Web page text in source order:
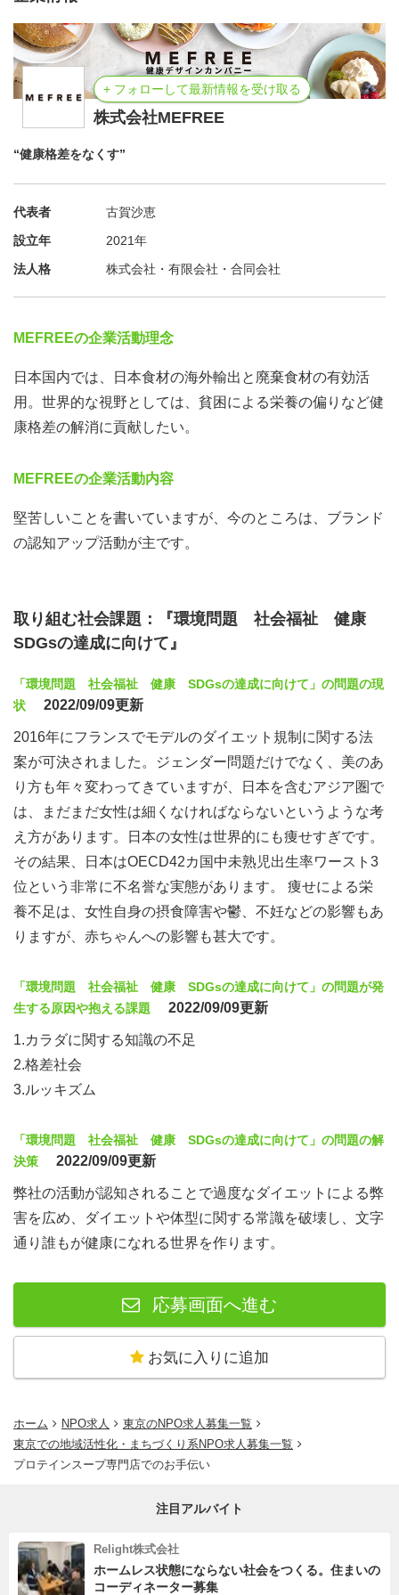
+ フォローして最新情報を受け取る
株式会社MEFREE
“健康格差をなくす”
代表者
古賀沙恵
設立年
2021年
法人格
株式会社・有限会社・合同会社
MEFREEの企業活動理念
日本国内では、日本食材の海外輸出と廃棄食材の有効活
用。世界的な視野としては、貧困による栄養の偏りなど健
康格差の解消に貢献したい。
MEFREEの企業活動内容
堅苦しいことを書いていますが、今のところは、ブランド
の認知アップ活動が主です。
取り組む社会課題：『環境問題 社会福祉 健康
SDGsの達成に向けて』
「環境問題 社会福祉 健康 SDGsの達成に向けて」の問題の現
状
2022/09/09更新
2016年にフランスでモデルのダイエット規制に関する法
案が可決されました。ジェンダー問題だけでなく、美のあ
り方も年々変わってきていますが、日本を含むアジア圏で
は、まだまだ女性は細くなければならないというような考
え方があります。日本の女性は世界的にも痩せすぎです。
その結果、日本はOECD42カ国中未熟児出生率ワースト3
位という非常に不名誉な実態があります。 痩せによる栄
養不足は、女性自身の摂食障害や鬱、不妊などの影響もあ
りますが、赤ちゃんへの影響も甚大です。
「環境問題 社会福祉 健康 SDGsの達成に向けて」の問題が発
生する原因や抱える課題
2022/09/09更新
1.カラダに関する知識の不足
2.格差社会
3.ルッキズム
「環境問題 社会福祉 健康 SDGsの達成に向けて」の問題の解
決策
2022/09/09更新
弊社の活動が認知されることで過度なダイエットによる弊
害を広め、ダイエットや体型に関する常識を破壊し、文字
通り誰もが健康になれる世界を作ります。
応募画面へ進む
お気に入りに追加
ホーム NPO求人
東京のNPO求人募集一覧
東京での地域活性化・まちづくり系NPO求人募集一覧
プロテインスープ専門店でのお手伝い
注目アルバイト
Relight株式会社
ホームレス状態にならない社会をつくる。住まいの
コーディネーター募集